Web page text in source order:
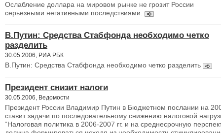
Ослабление доллара на мировом рынке не грозит России
серьезными негативными последствиями.
В.Путин: Средства Стабфонда необходимо четко
разделить
30.05.2006, РИА РБК
В.Путин: Средства Стабфонда необходимо четко разделить
Президент снизит налоги
30.05.2006, Ведомости
Президент России Владимир Путин в Бюджетном послании на
ставит задачи по последовательному снижению налоговой
“Налоговая политика в 2006-2007 гг. и на среднесрочную